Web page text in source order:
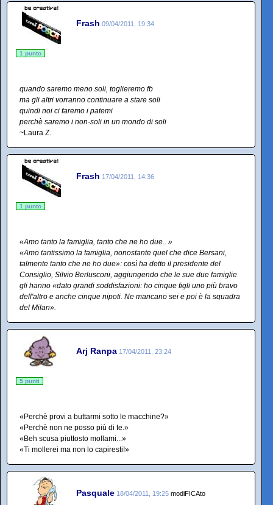
Frash 09/04/2011, 19:34
1 punto
quando saremo meno soli, toglieremo fb
ma gli altri vorranno continuare a stare soli
quindi noi ci faremo i patemi
perchè saremo i non-soli in un mondo di soli
~Laura Z.
Frash 17/04/2011, 14:36
1 punto
«Amo tanto la famiglia, tanto che ne ho due.. »
«Amo tantissimo la famiglia, nonostante quel che dice Bersani,
talmente tanto che ne ho due»: così ha detto il presidente del
Consiglio, Silvio Berlusconi, aggiungendo che le sue due famiglie
gli hanno «dato grandi soddisfazioni: ho cinque figli uno più bravo
dell'altro e anche cinque nipoti. Ne mancano sei e poi è la squadra
del Milan».
Arj Ranpa 17/04/2011, 23:24
5 punti
«Perchè provi a buttarmi sotto le macchine?»
«Perchè non ne posso più di te.»
«Beh scusa piuttosto mollami...»
«Ti mollerei ma non lo capiresti!»
Pasquale 18/04/2011, 19:25 modiFICAto